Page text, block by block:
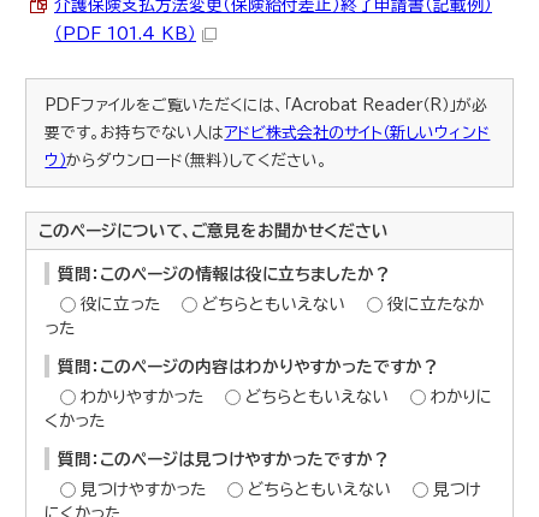
介護保険支払方法変更（保険給付差止）終了申請書（記載例）
（PDF 101.4 KB）
PDFファイルをご覧いただくには、「Acrobat Reader（R）」が必
要です。お持ちでない人はアドビ株式会社のサイト（新しいウィンド
ウ）からダウンロード（無料）してください。
このページについて、ご意見をお聞かせください
質問：このページの情報は役に立ちましたか？
役に立った
どちらともいえない
役に立たなか
った
質問：このページの内容はわかりやすかったですか？
わかりやすかった
どちらともいえない
わかりに
くかった
質問：このページは見つけやすかったですか？
見つけやすかった
どちらともいえない
見つけ
にくかった